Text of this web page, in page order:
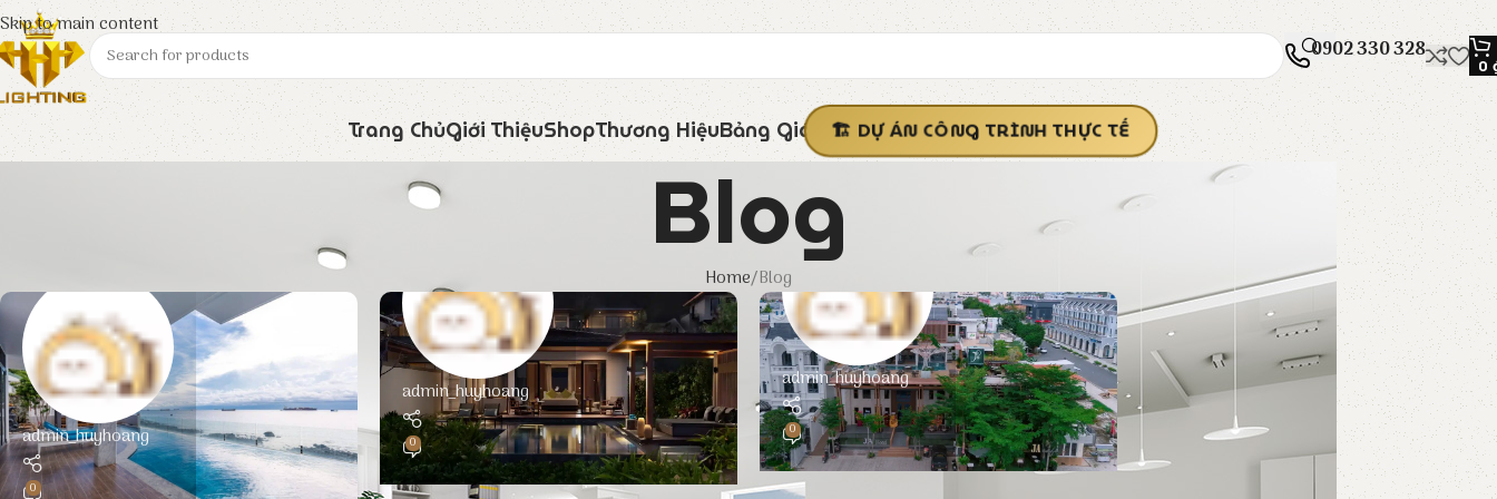
Skip to main content
0902 330 328
0
Trang ChủGiới ThiệuShopThương HiệuBảng Giá DỰ ÁN CÔNG TRÌNH THỰC TẾ
Blog
Home Blog
admin_huyhoang
0
admin_huyhoang
0
admin_huyhoang
0